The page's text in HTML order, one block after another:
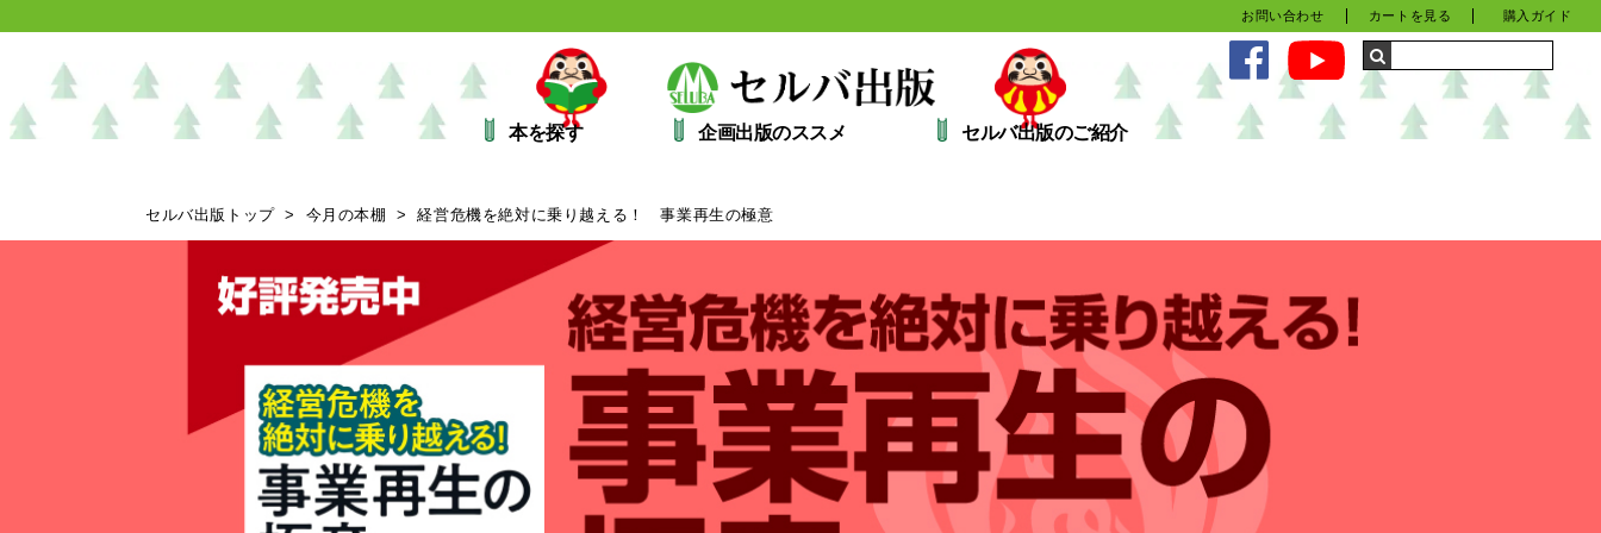
お問い合わせ カートを見る 購入ガイド
本を探す 企画出版のススメ セルバ出版のご紹介
セルバ出版トップ > 今月の本棚 > 経営危機を絶対に乗り越える！ 事業再生の極意